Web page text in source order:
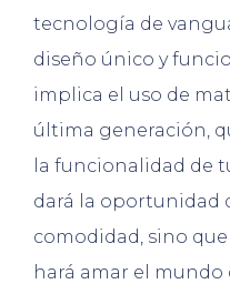
tecnología de
diseño único y
implica el uso de
última generación,
la funcionalidad de
dará la oportunidad
comodidad, sino
hará amar el mundo